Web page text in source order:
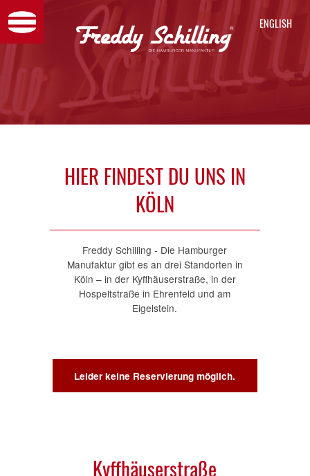
HIER FINDEST DU UNS IN
KÖLN
Freddy Schilling - Die Hamburger
Manufaktur gibt es an drei Standorten in
Köln – in der Kyffhäuserstraße, in der